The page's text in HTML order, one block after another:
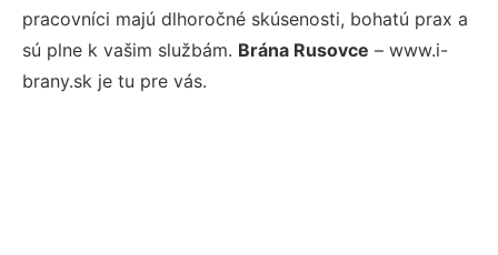
pracovníci majú dlhoročné skúsenosti, bohatú prax a
sú plne k vašim službám. Brána Rusovce – www.i-
brany.sk je tu pre vás.